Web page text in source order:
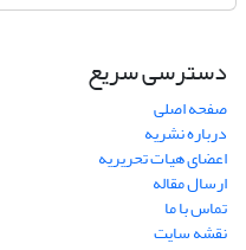
دسترسی سریع
صفحه اصلی
درباره نشریه
اعضای هیات تحریریه
ارسال مقاله
تماس با ما
نقشه سایت